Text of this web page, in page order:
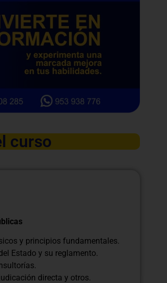
curso
y principios fundamentales.
Estado y su reglamento.
directa y otros.